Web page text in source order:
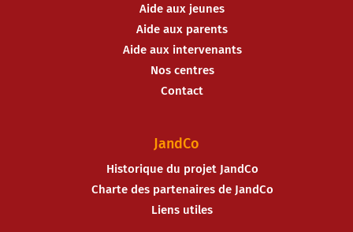
Aide aux jeunes
Aide aux parents
Aide aux intervenants
Nos centres
Contact
JandCo
Historique du projet JandCo
Charte des partenaires de JandCo
Liens utiles